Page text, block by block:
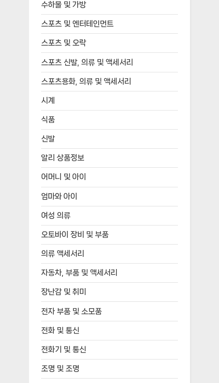
수하물 및 가방
스포츠 및 엔터테인먼트
스포츠 및 오락
스포츠 신발, 의류 및 액세서리
스포츠용화, 의류 및 액세서리
시계
식품
신발
알리 상품정보
어머니 및 아이
엄마와 아이
여성 의류
오토바이 장비 및 부품
의류 액세서리
자동차, 부품 및 액세서리
장난감 및 취미
전자 부품 및 소모품
전화 및 통신
전화기 및 통신
조명 및 조명